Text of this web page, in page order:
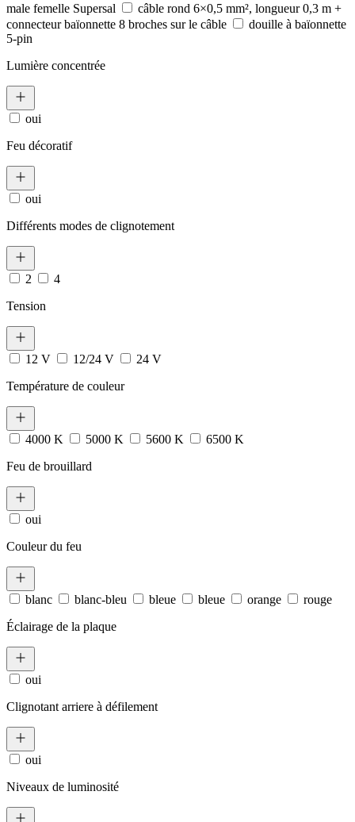
male femelle Supersal
câble rond 6×0,5 mm², longueur 0,3 m +
connecteur baïonnette 8 broches sur le câble
douille à baïonnette
5-pin
Lumière concentrée
oui
Feu décoratif
oui
Différents modes de clignotement
2
4
Tension
12 V 12/24 V
24 V
Température de couleur
4000 K 5000 K 5600 K
6500 K
Feu de brouillard
oui
Couleur du feu
blanc blanc-bleu bleue bleue orange
rouge
Éclairage de la plaque
oui
Clignotant arriere à défilement
oui
Niveaux de luminosité